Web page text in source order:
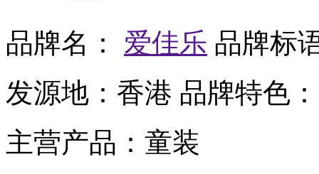
品牌名： 爱佳乐 品牌标
发源地： 香港 品牌特色：
主营产品： 童装